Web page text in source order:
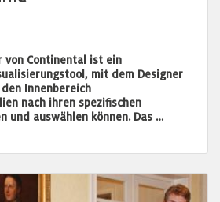
von Continental ist ein
mit dem Designer
Innenbereich
nach ihren spezifischen
und auswählen können. Das …